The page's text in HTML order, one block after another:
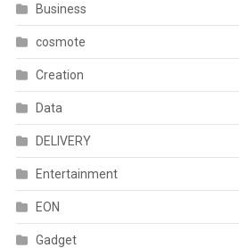
Business
cosmote
Creation
Data
DELIVERY
Entertainment
EON
Gadget